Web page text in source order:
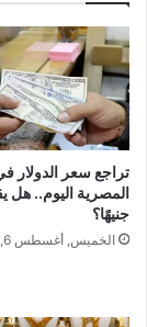
تراجع سعر الدولار
جنيهًا؟
الخميس, أغسطس 6, 2026 8:30 م